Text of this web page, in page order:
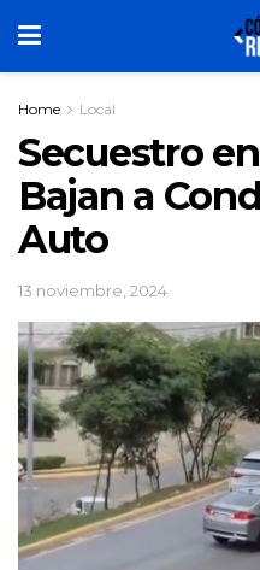
Home Local
Secuestro
Bajan a
Auto
13 noviembre, 2024